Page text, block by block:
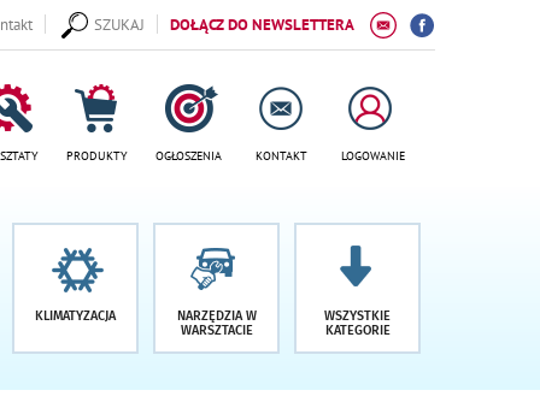
DOŁĄCZ DO NEWSLETTERA
SZUKAJ
PRODUKTY OGŁOSZENIA KONTAKT LOGOWANIE
KLIMATYZACJA
NARZĘDZIA W
WARSZTACIE
WSZYSTKIE
KATEGORIE